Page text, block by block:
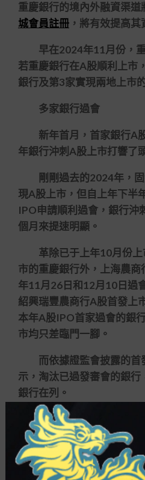
重慶銀行的境內外融資渠道
城會員註冊 ，將有效提高其
早在2024年11月份，重
若重慶銀行在A股順利上市
銀行及第3家實現兩地上市
多家銀行過會
新年首月，首家銀行A
年銀行沖刺A股上市打響了
剛剛過去的2024年，固
現A股上市，但自上年下半
IPO申請順利過會，銀行沖
個月來提速明顯。
革除已于上年10月份上
市的重慶銀行外，上海農
年11月26日和12月10日過
紹興瑞豐農商行A股首發上
本年A股IPO首家過會的銀
市均只差臨門一腳。
而依據證監會披露的首
示，淘汰已過發審會的銀行
銀行在列。
年內或將有更多的中小
是否如贏家娛樂城註冊教學
知，但本年肯定會有更多上